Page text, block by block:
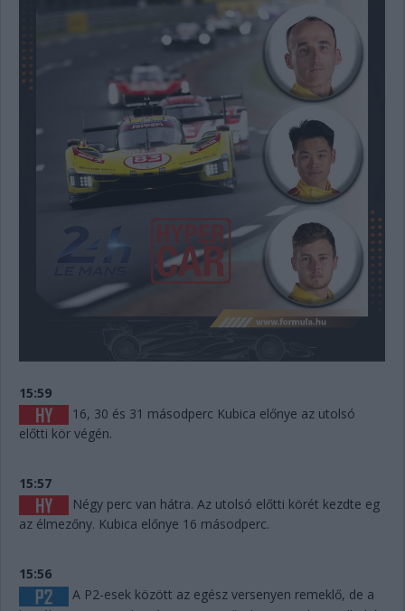
15:59
16, 30 és 31 másodperc Kubica előnye az utolsó
előtti kör végén.
15:57
Négy perc van hátra. Az utolsó előtti körét kezdte eg
az élmezőny. Kubica előnye 16 másodperc.
15:56
A P2-esek között az egész versenyen remeklő, de a